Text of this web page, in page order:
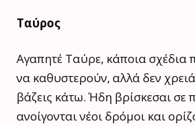
Ταύρος
Αγαπητέ Ταύρε, κάποια σχέδια
να καθυστερούν, αλλά δεν
βάζεις κάτω. Ήδη βρίσκεσαι σε
ανοίγονται νέοι δρόμοι και